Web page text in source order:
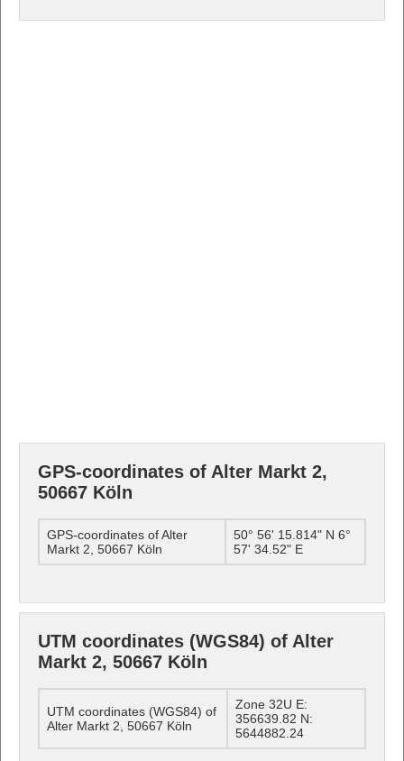
GPS-coordinates of Alter Markt 2,
50667 Köln
GPS-coordinates of Alter
Markt 2, 50667 Köln
50° 56' 15.814" N 6°
57' 34.52" E
UTM coordinates (WGS84) of Alter
Markt 2, 50667 Köln
UTM coordinates (WGS84) of
Alter Markt 2, 50667 Köln
Zone 32U E:
356639.82 N:
5644882.24